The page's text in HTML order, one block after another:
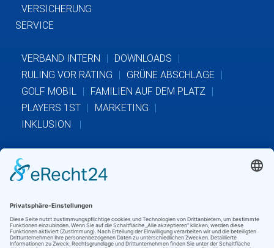
VERSICHERUNG
SERVICE
VERBAND INTERN
DOWNLOADS
RULING VOR RATING
GRÜNE ABSCHLÄGE
GOLF MOBIL
FAMILIEN AUF DEM PLATZ
PLAYERS 1ST
MARKETING
INKLUSION
INKLUSIONSTURNIERE
KONTAKTFORMULAR
Golfverband Schleswig-Holstein e.V.· Schloßstr. 5-7 ·
23701 Eutin